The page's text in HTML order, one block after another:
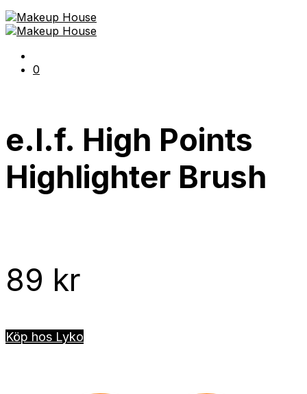
0
e.l.f. High Points
Highlighter Brush
89 kr
Köp hos Lyko